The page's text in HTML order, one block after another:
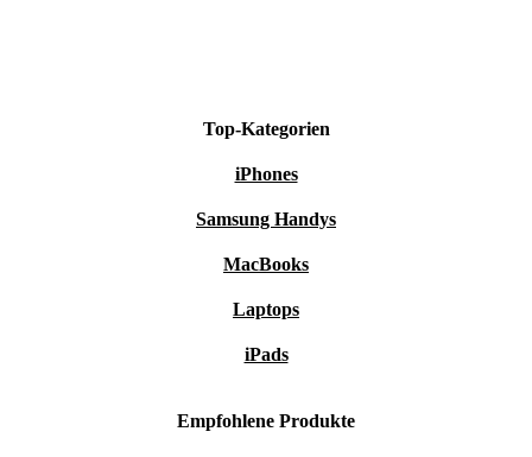
Top-Kategorien
iPhones
Samsung Handys
MacBooks
Laptops
iPads
Empfohlene Produkte